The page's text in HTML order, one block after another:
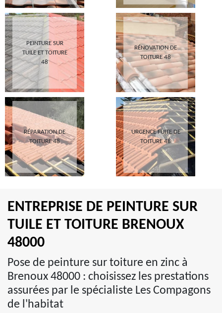
PEINTURE SUR
TUILE ET TOITURE
48
RÉNOVATION DE
TOITURE 48
RÉPARATION DE
TOITURE 48
URGENCE FUITE DE
TOITURE 48
ENTREPRISE DE PEINTURE SUR
TUILE ET TOITURE BRENOUX
48000
Pose de peinture sur toiture en zinc à
Brenoux 48000 : choisissez les prestations
assurées par le spécialiste Les Compagons
de l'habitat